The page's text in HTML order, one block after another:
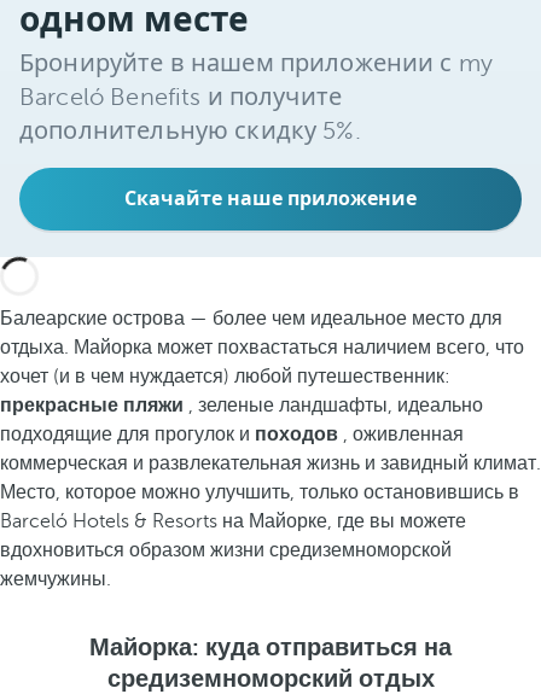
одном месте
Бронируйте в нашем приложении с my
Barceló Benefits и получите
дополнительную скидку 5%.
Скачайте наше приложение
Балеарские острова — более чем идеальное место для
отдыха. Майорка может похвастаться наличием всего, что
хочет (и в чем нуждается) любой путешественник:
прекрасные пляжи , зеленые ландшафты, идеально
подходящие для прогулок и походов , оживленная
коммерческая и развлекательная жизнь и завидный климат.
Место, которое можно улучшить, только остановившись в
Barceló Hotels & Resorts на Майорке, где вы можете
вдохновиться образом жизни средиземноморской
жемчужины.
Майорка: куда отправиться на
средиземноморский отдых